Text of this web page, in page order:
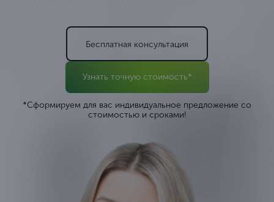
Бесплатная консультация
Узнать точную стоимость*
*Сформируем для вас индивидуальное предложение со
стоимостью и сроками!